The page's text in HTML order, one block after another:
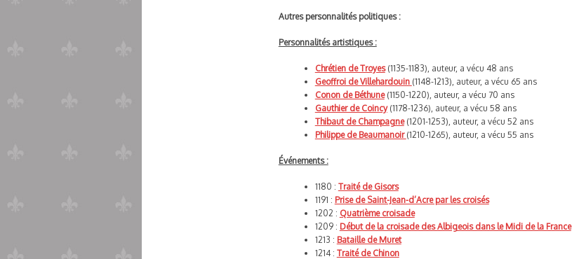
Autres personnalités politiques :
Personnalités artistiques :
Chrétien de Troyes(1135-1183), auteur, a vécu 48 ans
Geoffroi de Villehardouin (1148-1213), auteur, a vécu 65 ans
Conon de Béthune(1150-1220), auteur, a vécu 70 ans
Gauthier de Coincy(1178-1236), auteur, a vécu 58 ans
Thibaut de Champagne(1201-1253), auteur, a vécu 52 ans
Philippe de Beaumanoir (1210-1265), auteur, a vécu 55 ans
Événements :
1180 : Traité de Gisors
1191 : Prise de Saint-Jean-d’Acre par les croisés
1202 : Quatrième croisade
1209 : Début de la croisade des Albigeois dans le Midi de la France
1213 : Bataille de Muret
1214 : Traité de Chinon